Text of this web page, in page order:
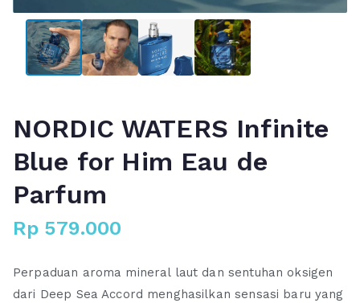
NORDIC WATERS Infinite
Blue for Him Eau de
Parfum
Rp 579.000
Perpaduan aroma mineral laut dan sentuhan oksigen
dari Deep Sea Accord menghasilkan sensasi baru yang